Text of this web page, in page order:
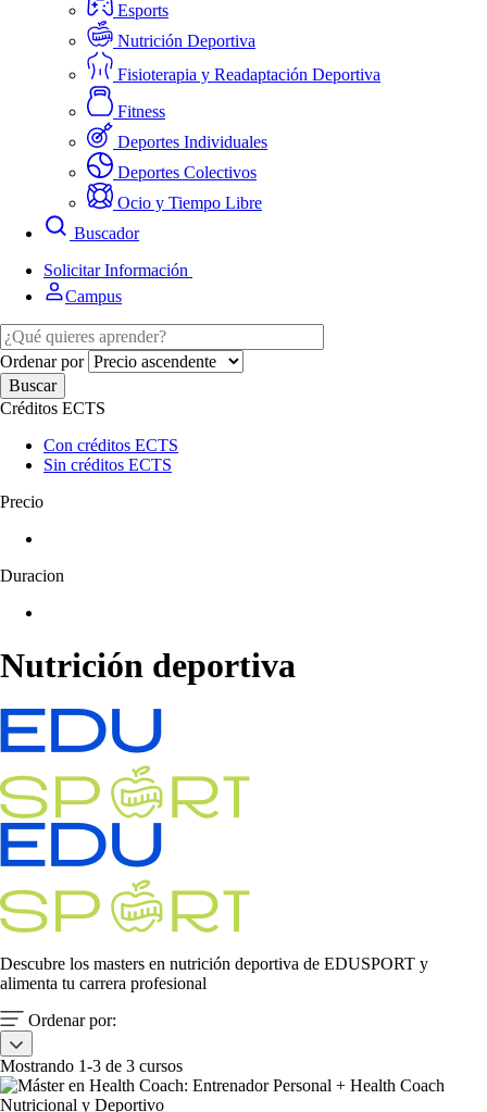
Esports
Nutrición Deportiva
Fisioterapia y Readaptación Deportiva
Fitness
Deportes Individuales
Deportes Colectivos
Ocio y Tiempo Libre
Buscador
Solicitar Información
Campus
Ordenar por
Créditos ECTS
Con créditos ECTS
Sin créditos ECTS
Precio
Duracion
Nutrición deportiva
Descubre los masters en nutrición deportiva de EDUSPORT y
alimenta tu carrera profesional
Ordenar por:
Mostrando 1-3 de 3 cursos